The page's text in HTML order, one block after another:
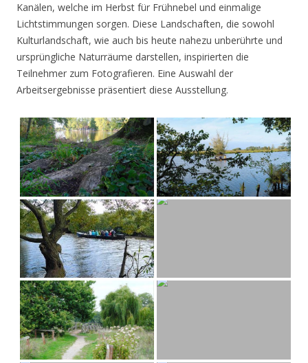
Kanälen, welche im Herbst für Frühnebel und einmalige
Lichtstimmungen sorgen. Diese Landschaften, die sowohl
Kulturlandschaft, wie auch bis heute nahezu unberührte und
ursprüngliche Naturräume darstellen, inspirierten die
Teilnehmer zum Fotografieren. Eine Auswahl der
Arbeitsergebnisse präsentiert diese Ausstellung.